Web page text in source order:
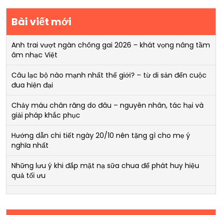
Bài viết mới
Anh trai vượt ngàn chông gai 2026 – khát vọng nâng tầm
âm nhạc Việt
Câu lạc bộ nào mạnh nhất thế giới? – từ di sản đến cuộc
đua hiện đại
Chảy máu chân răng do đâu – nguyên nhân, tác hại và
giải pháp khắc phục
Hướng dẫn chi tiết ngày 20/10 nên tặng gì cho mẹ ý
nghĩa nhất
Những lưu ý khi đắp mặt nạ sữa chua để phát huy hiệu
quả tối ưu